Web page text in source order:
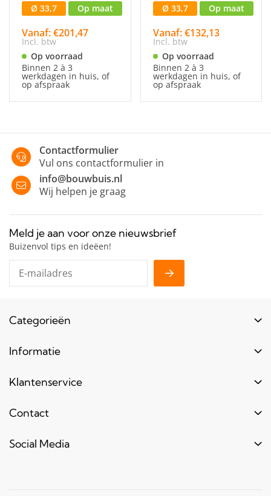
Ø 33,7
Op maat
Vanaf: €201,47
Incl. btw
Op voorraad
Binnen 2 à 3
werkdagen in huis, of
op afspraak
Ø 33,7
Op maat
Vanaf: €132,13
Incl. btw
Op voorraad
Binnen 2 à 3
werkdagen in huis, of
op afspraak
Contactformulier
Vul ons contactformulier in
info@bouwbuis.nl
Wij helpen je graag
Meld je aan voor onze nieuwsbrief
Buizenvol tips en ideëen!
Categorieën
Buizen
Hout
Toebehoren
Reclameframes
Informatie
Login
Bestel informatie
Blogs & laatste nieuws
Klantenservice
Contact
Retourneren
Contact
info@bouwbuis.nl
Social Media